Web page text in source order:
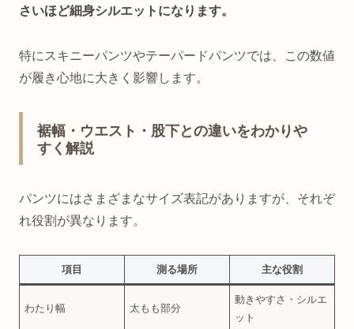
さいほど細身シルエットになります。
特にスキニーパンツやテーパードパンツでは、この数値
が履き心地に大きく影響します。
裾幅・ウエスト・股下との違いをわかりや
すく解説
パンツにはさまざまなサイズ表記がありますが、それぞ
れ役割が異なります。
項目 測る場所 主な役割
わたり幅 太もも部分
動きやすさ・シルエ
ット